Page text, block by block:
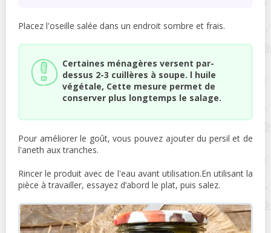
Placez l'oseille salée dans un endroit sombre et frais.
Certaines ménagères versent par-
dessus 2-3 cuillères à soupe. l huile
végétale, Cette mesure permet de
conserver plus longtemps le salage.
Pour améliorer le goût, vous pouvez ajouter du persil et de
l'aneth aux tranches.
Rincer le produit avec de l'eau avant utilisation.En utilisant la
pièce à travailler, essayez d’abord le plat, puis salez.